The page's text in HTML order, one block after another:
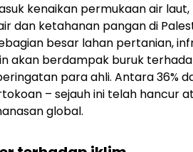
kenaikan permukaan air
dan ketahanan pangan di
besar lahan pertanian,
akan berdampak buruk
para ahli. Antara 36%
– sejauh ini telah hancur
global.